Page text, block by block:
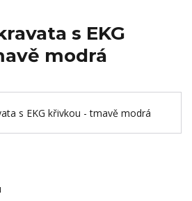
s EKG
modrá